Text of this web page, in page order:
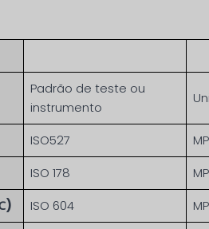
Padrão de teste ou
instrumento
ISO527
ISO 178
ISO 604